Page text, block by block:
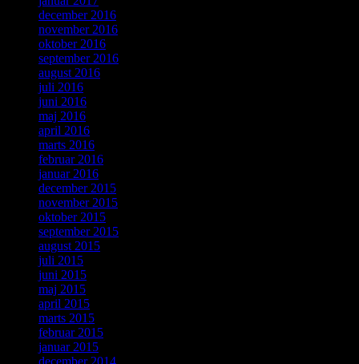
december 2016
november 2016
oktober 2016
september 2016
august 2016
juli 2016
juni 2016
maj 2016
april 2016
marts 2016
februar 2016
januar 2016
december 2015
november 2015
oktober 2015
september 2015
august 2015
juli 2015
juni 2015
maj 2015
april 2015
marts 2015
februar 2015
januar 2015
december 2014